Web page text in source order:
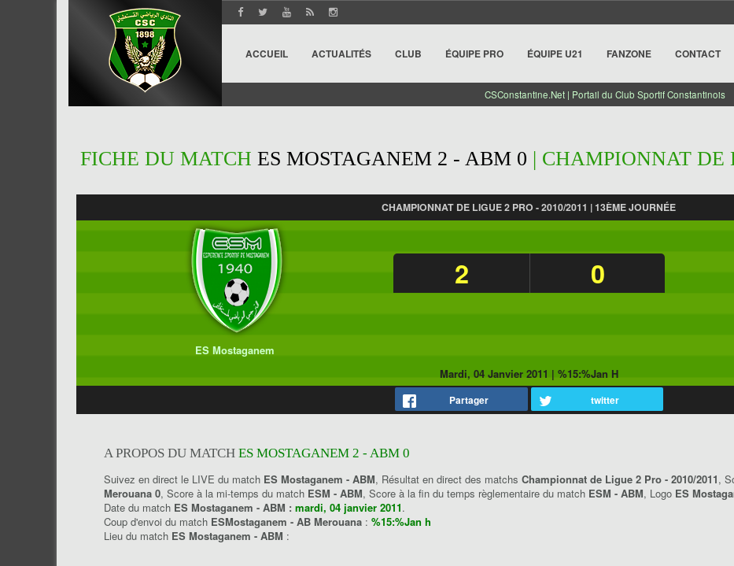
ACCUEIL ACTUALITÉS CLUB ÉQUIPE PRO ÉQUIPE U21 FANZONE CONTACT
CSConstantine.Net | Portail du Club Sportif Constantinois
FICHE DU MATCH ES MOSTAGANEM 2 - ABM 0 | CHAMPIONNAT DE
CHAMPIONNAT DE LIGUE 2 PRO - 2010/2011 | 13ÈME JOURNÉE
2 0
ES Mostaganem
Mardi, 04 Janvier 2011 | %15:%Jan H
Partager twitter
A PROPOS DU MATCH ES MOSTAGANEM 2 - ABM 0
Suivez en direct le LIVE du match ES Mostaganem - ABM, Résultat en direct des matchs Championnat de Ligue 2 Pro - 2010/2011,
Merouana 0, Score à la mi-temps du match ESM - ABM, Score à la fin du temps règlementaire du match ESM - ABM, Logo ES
Date du match ES Mostaganem - ABM : mardi, 04 janvier 2011.
Coup d'envoi du match ESMostaganem - AB Merouana : %15:%Jan h
Lieu du match ES Mostaganem - ABM :